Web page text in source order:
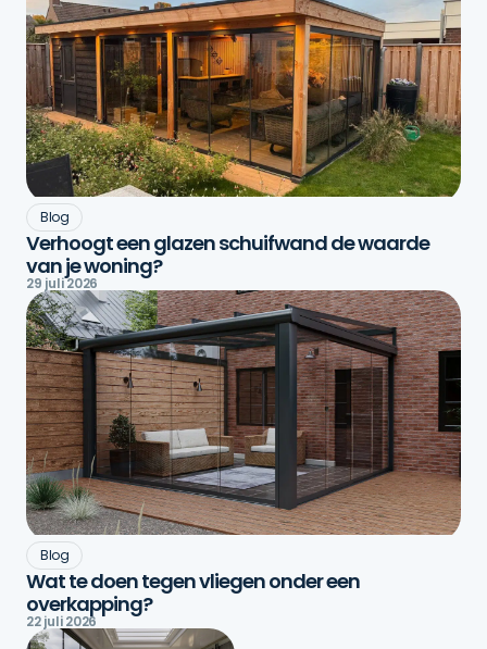
Blog
Verhoogt een glazen schuifwand de waarde
van je woning?
29 juli 2026
Blog
Wat te doen tegen vliegen onder een
overkapping?
22 juli 2026